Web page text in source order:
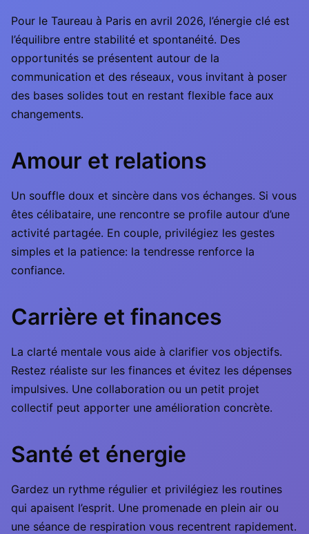
Pour le Taureau à Paris en avril 2026, l’énergie clé est
l’équilibre entre stabilité et spontanéité. Des
opportunités se présentent autour de la
communication et des réseaux, vous invitant à poser
des bases solides tout en restant flexible face aux
changements.
Amour et relations
Un souffle doux et sincère dans vos échanges. Si vous
êtes célibataire, une rencontre se profile autour d’une
activité partagée. En couple, privilégiez les gestes
simples et la patience: la tendresse renforce la
confiance.
Carrière et finances
La clarté mentale vous aide à clarifier vos objectifs.
Restez réaliste sur les finances et évitez les dépenses
impulsives. Une collaboration ou un petit projet
collectif peut apporter une amélioration concrète.
Santé et énergie
Gardez un rythme régulier et privilégiez les routines
qui apaisent l’esprit. Une promenade en plein air ou
une séance de respiration vous recentrent rapidement.